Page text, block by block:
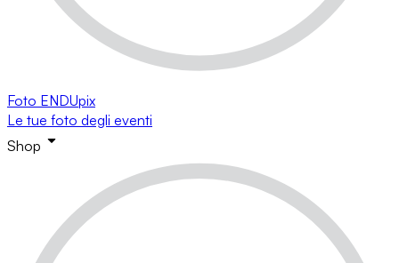
Foto ENDUpix
Le tue foto degli eventi
Shop